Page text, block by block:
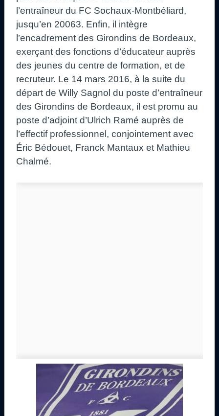
l’entraîneur du FC Sochaux-Montbéliard,
jusqu’en 20063. Enfin, il intègre
l’encadrement des Girondins de Bordeaux,
exerçant des fonctions d’éducateur auprès
des jeunes du centre de formation, et de
recruteur. Le 14 mars 2016, à la suite du
départ de Willy Sagnol du poste d’entraîneur
des Girondins de Bordeaux, il est promu au
poste d’adjoint d’Ulrich Ramé auprès de
l’effectif professionnel, conjointement avec
Éric Bédouet, Franck Mantaux et Mathieu
Chalmé.